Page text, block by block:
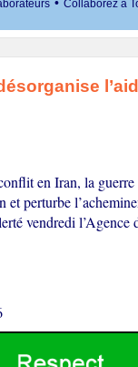
Collaborez à
en Iran, la
perturbe
vendredi